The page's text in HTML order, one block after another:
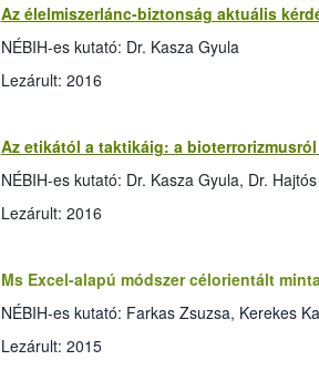
Az élelmiszerlánc-biztonság aktuális
NÉBIH-es kutató: Dr. Kasza Gyula
Lezárult: 2016
Az etikától a taktikáig: a
NÉBIH-es kutató: Dr. Kasza Gyula, Dr.
Lezárult: 2016
Ms Excel-alapú módszer célorientált
NÉBIH-es kutató: Farkas Zsuzsa, Kerekes
Lezárult: 2015